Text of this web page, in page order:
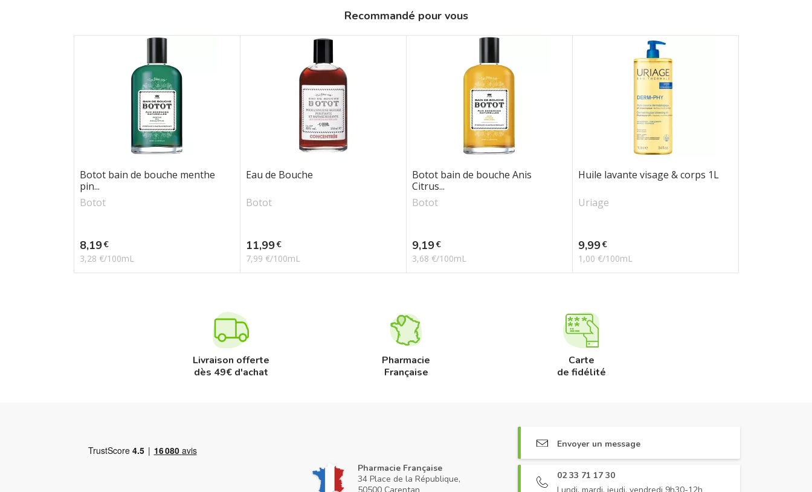
Recommandé pour vous
Botot bain de bouche menthe
pin...
Botot
Prix
8,19€
3,28 €/100mL
Eau de Bouche
Botot
Prix
11,99€
7,99 €/100mL
Botot bain de bouche Anis
Citrus...
Botot
Prix
9,19€
3,68 €/100mL
Huile lavante visage & corps 1L
Uriage
Prix
9,99€
1,00 €/100mL
Livraison offerte
dès 49€ d'achat
Pharmacie
Française
Carte
de fidélité
Pharmacie Française
34 Place de la République,
50500 Carentan
Envoyer un message
02 33 71 17 30